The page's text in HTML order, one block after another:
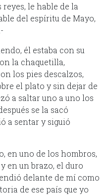
le hable de la
del espíritu de Mayo,
él estaba con su
la chaquetilla,
los pies descalzos,
el plato y sin dejar de
a saltar uno a uno los
se la sacó
a sentar y siguió
en uno de los hombros,
en un brazo, el duro
delante de mí como
de ese país que yo